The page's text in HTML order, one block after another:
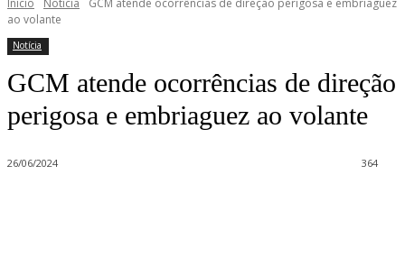
Início Notícia
GCM atende ocorrências de direção perigosa e embriaguez
ao volante
Notícia
GCM atende ocorrências de direção
perigosa e embriaguez ao volante
26/06/2024 364